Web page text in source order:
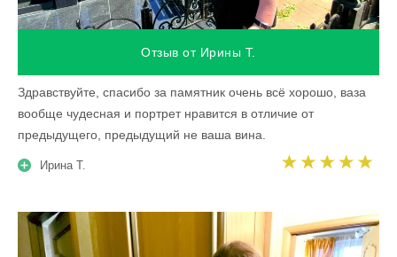
Отзыв от Ирины Т.
Здравствуйте, спасибо за памятник очень всё хорошо, ваза
вообще чудесная и портрет нравится в отличие от
предыдущего, предыдущий не ваша вина.
Ирина Т.